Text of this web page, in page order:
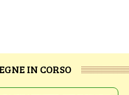
IN CORSO